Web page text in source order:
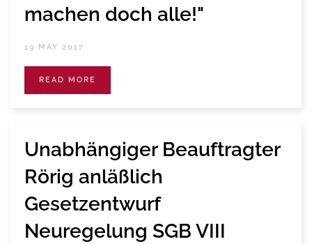
machen doch alle!"
19 MAY 2017
READ MORE
Unabhängiger Beauftragter
Rörig anläßlich
Gesetzentwurf
Neuregelung SGB VIII